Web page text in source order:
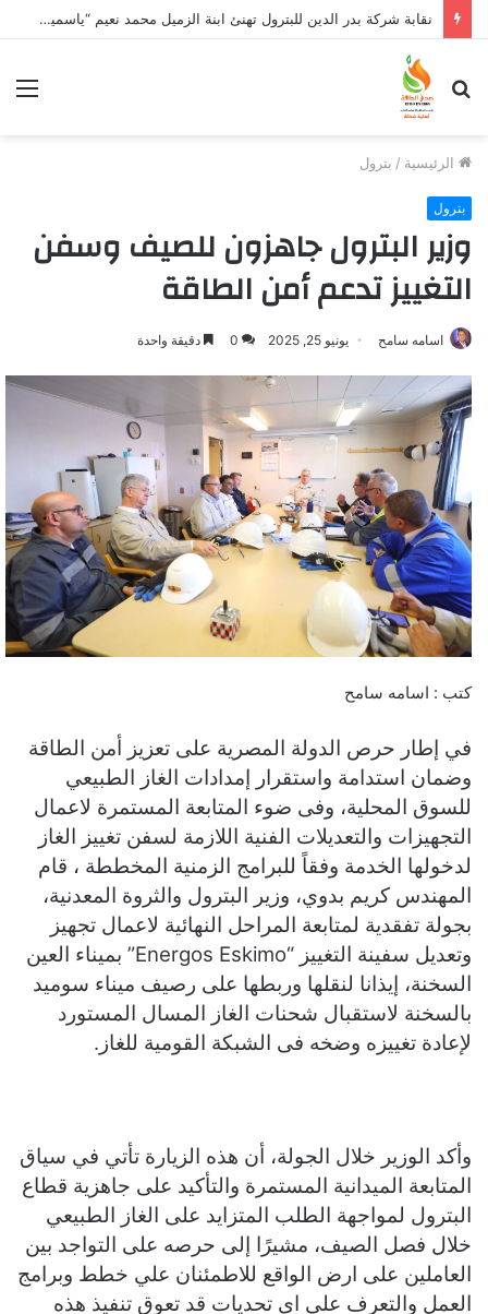
نقابة شركة بدر الدين للبترول تهنئ ابنة الزميل محمد نعيم “ياسمين” بتخرجها وتفوقها
بحث
عن
الرئيسية / بترول
بترول
وزير البترول جاهزون للصيف وسفن
التغييز تدعم أمن الطاقة
اسامه سامح يونيو 25, 2025 0 دقيقة واحدة
كتب : اسامه سامح
في إطار حرص الدولة المصرية على تعزيز أمن الطاقة
وضمان استدامة واستقرار إمدادات الغاز الطبيعي
للسوق المحلية، وفى ضوء المتابعة المستمرة لاعمال
التجهيزات والتعديلات الفنية اللازمة لسفن تغييز الغاز
لدخولها الخدمة وفقاً للبرامج الزمنية المخططة ، قام
المهندس كريم بدوي، وزير البترول والثروة المعدنية،
بجولة تفقدية لمتابعة المراحل النهائية لاعمال تجهيز
وتعديل سفينة التغييز “Energos Eskimo” بميناء العين
السخنة، إيذانا لنقلها وربطها على رصيف ميناء سوميد
بالسخنة لاستقبال شحنات الغاز المسال المستورد
لإعادة تغييزه وضخه فى الشبكة القومية للغاز.
وأكد الوزير خلال الجولة، أن هذه الزيارة تأتي في سياق
المتابعة الميدانية المستمرة والتأكيد على جاهزية قطاع
البترول لمواجهة الطلب المتزايد على الغاز الطبيعي
خلال فصل الصيف، مشيرًا إلى حرصه على التواجد بين
العاملين على ارض الواقع للاطمئنان علي خطط وبرامج
العمل والتعرف على اى تحديات قد تعوق تنفيذ هذه